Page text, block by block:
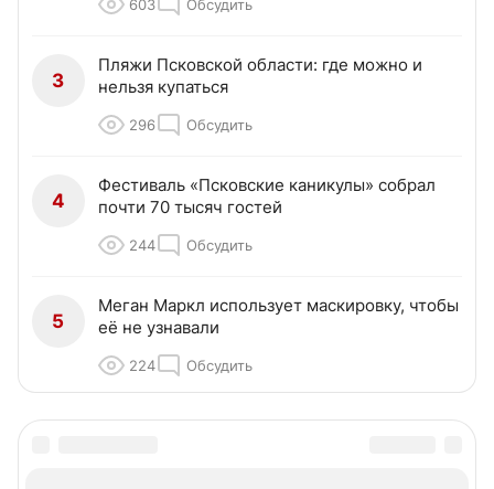
603 Обсудить
3
Пляжи Псковской области: где можно и
нельзя купаться
296 Обсудить
4
Фестиваль «Псковские каникулы» собрал
почти 70 тысяч гостей
244 Обсудить
5
Меган Маркл использует маскировку, чтобы
её не узнавали
224 Обсудить